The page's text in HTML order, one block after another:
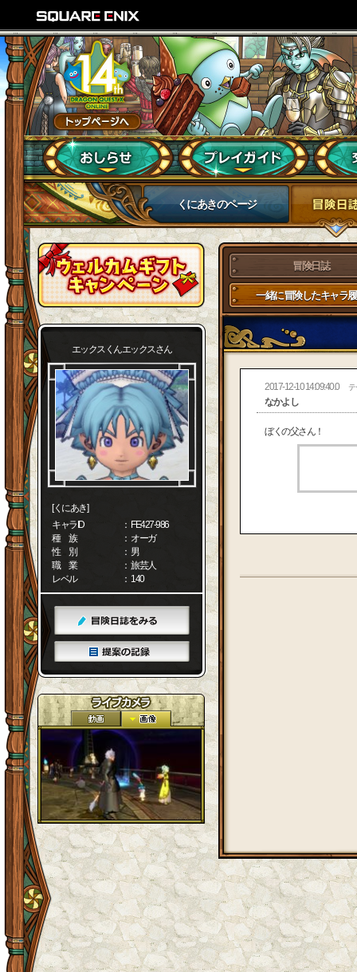
くにあきのページ
エックスくんエックスさん
[くにあき]
キャラID
： FE427-986
種 族
： オーガ
性 別
： 男
職 業
： 旅芸人
レベル
： 140
冒険日誌
一緒に冒険したキャラ
2017-12-10 14:09:40.0 テ
なかよし
ぼくの父さん！